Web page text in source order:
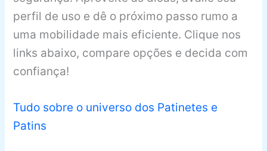
perfil de uso e dê o próximo passo rumo a
uma mobilidade mais eficiente. Clique nos
links abaixo, compare opções e decida com
confiança!
Tudo sobre o universo dos Patinetes e
Patins